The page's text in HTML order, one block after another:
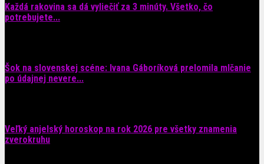
Každá rakovina sa dá vyliečiť za 3 minúty. Všetko, čo
potrebujete...
Šok na slovenskej scéne: Ivana Gáboríková prelomila mlčanie
po údajnej nevere...
Veľký anjelský horoskop na rok 2026 pre všetky znamenia
zverokruhu